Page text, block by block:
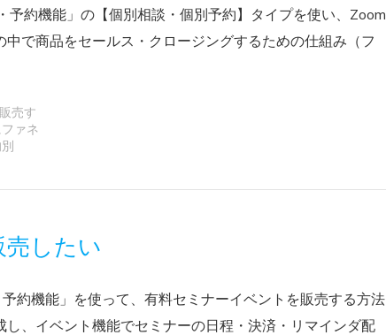
予約機能」の【個別相談・個別予約】タイプを使い、Zoom
で商品をセールス・クロージングするための仕組み（フ
売す
ァネ
したい
約機能」を使って、有料セミナーイベントを販売する方法
、イベント機能でセミナーの日程・決済・リマインダ配